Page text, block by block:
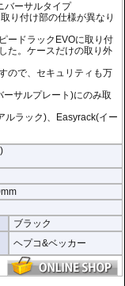
バーサルタイプ
り付け部の仕様が異なり
ードラックEVOに取り付
た。ケースだけの取り外
ので、セキュリティも万
サルプレート)にのみ取
ラック)、Easyrack(イー
ブラック
ヘプコ&ベッカー